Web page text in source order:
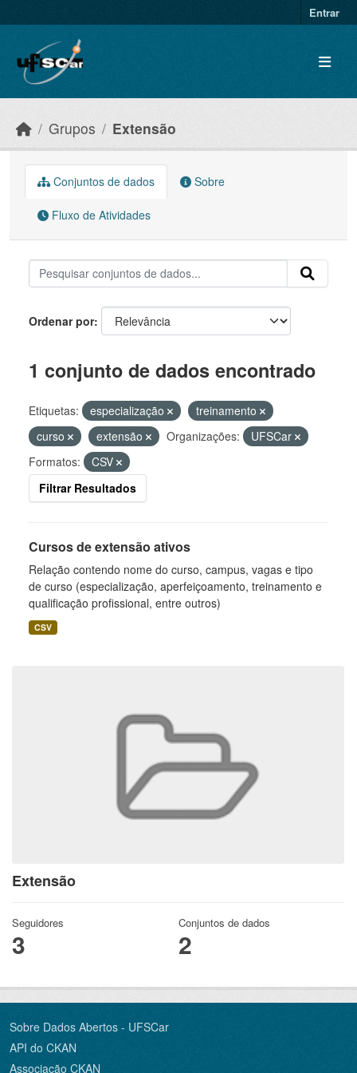
Entrar
Grupos Extensão
Extensão
Seguidores
3
Conjuntos de dados
2
Conjuntos de dados Sobre
Fluxo de Atividades
Ordenar por
1 conjunto de dados encontrado
Etiquetas: especialização
treinamento
curso
extensão Organizações:
UFSCar
Formatos:
CSV
Filtrar Resultados
Cursos de extensão ativos
Relação contendo nome do curso, campus, vagas e tipo
de curso (especialização, aperfeiçoamento, treinamento e
qualificação profissional, entre outros)
CSV
Sobre Dados Abertos - UFSCar
API do CKAN
Associação CKAN